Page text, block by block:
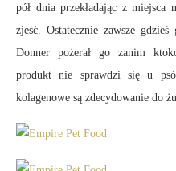
pół dnia przekładając z
zjeść. Ostatecznie zawsze
Donner pożerał go zanim
produkt nie sprawdzi się u
kolagenowe są zdecydowanie do